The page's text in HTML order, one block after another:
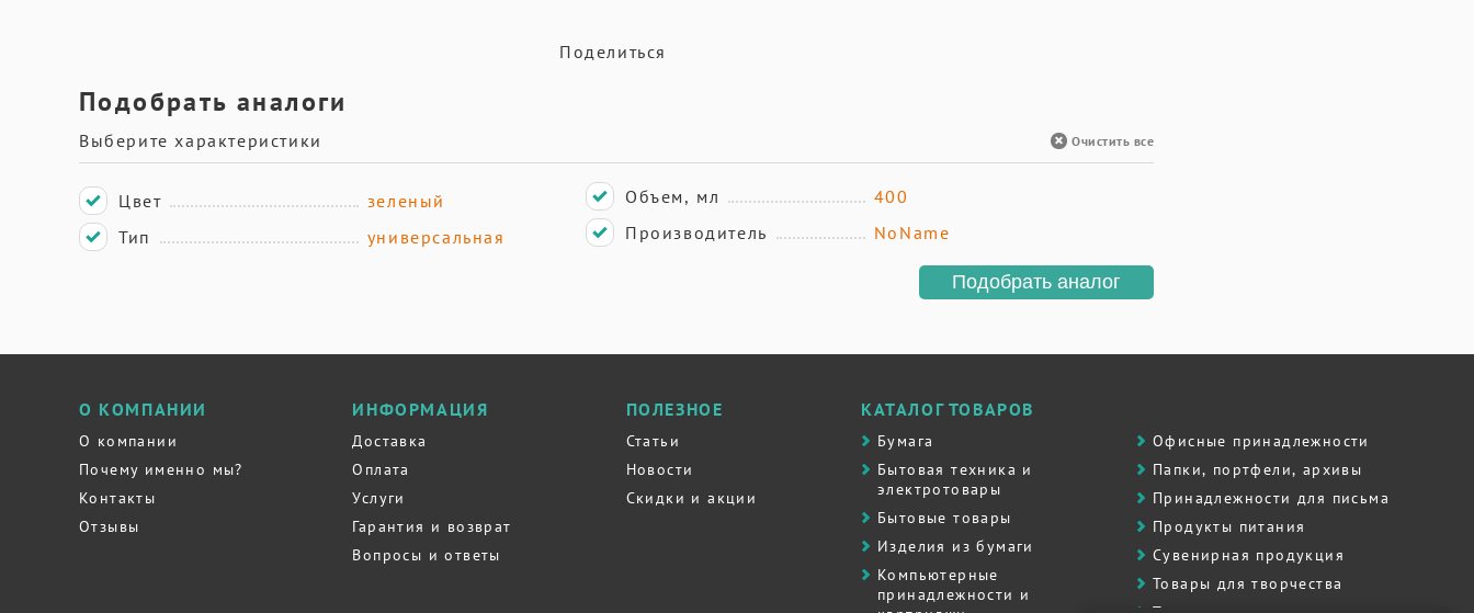
Поделиться
Подобрать аналоги
Выберите характеристики Очистить все
Цвет
зеленый
Тип
универсальная
Объем, мл
400
Производитель
NoName
Подобрать аналог
О КОМПАНИИ
О компании
Почему именно мы?
Контакты
Отзывы
ИНФОРМАЦИЯ
Доставка
Оплата
Услуги
Гарантия и возврат
Вопросы и ответы
ПОЛЕЗНОЕ
Статьи
Новости
Скидки и акции
КАТАЛОГ ТОВАРОВ
Бумага
Бытовая техника и
электротовары
Бытовые товары
Изделия из бумаги
Компьютерные
принадлежности и
Офисные принадлежности
Папки, портфели, архивы
Принадлежности для письма
Продукты питания
Сувенирная продукция
Товары для творчества